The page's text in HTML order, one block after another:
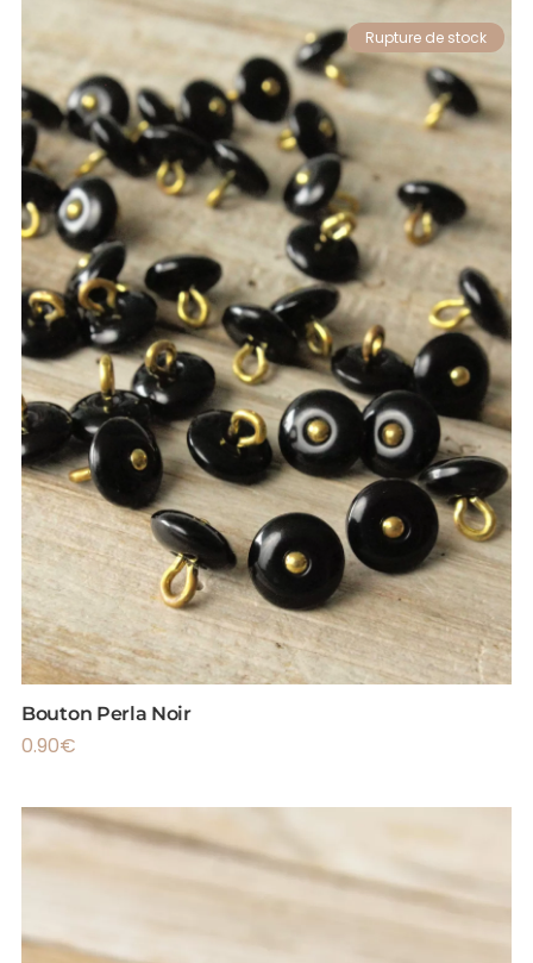
Rupture de stock
Bouton Perla Noir
0.90€